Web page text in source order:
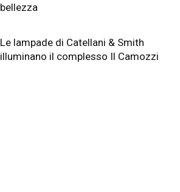
bellezza
Le lampade di Catellani & Smith
illuminano il complesso Il Camozzi